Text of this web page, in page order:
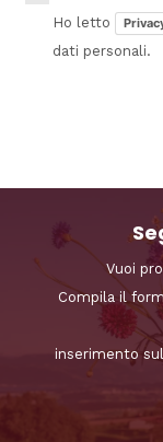
Ho letto
dati personali.
Vuoi
Compila il
inserimento